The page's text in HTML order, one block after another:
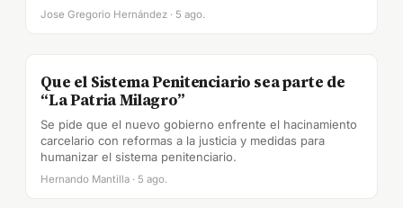
Jose Gregorio Hernández · 5 ago.
Que el Sistema Penitenciario sea parte de
“La Patria Milagro”
Se pide que el nuevo gobierno enfrente el hacinamiento
carcelario con reformas a la justicia y medidas para
humanizar el sistema penitenciario.
Hernando Mantilla · 5 ago.